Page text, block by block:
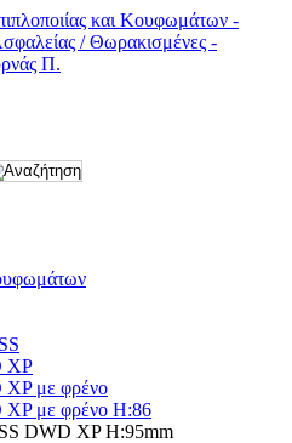
XP
XP με φρένο
XP με φρένο H:86
DWD XP H:95mm